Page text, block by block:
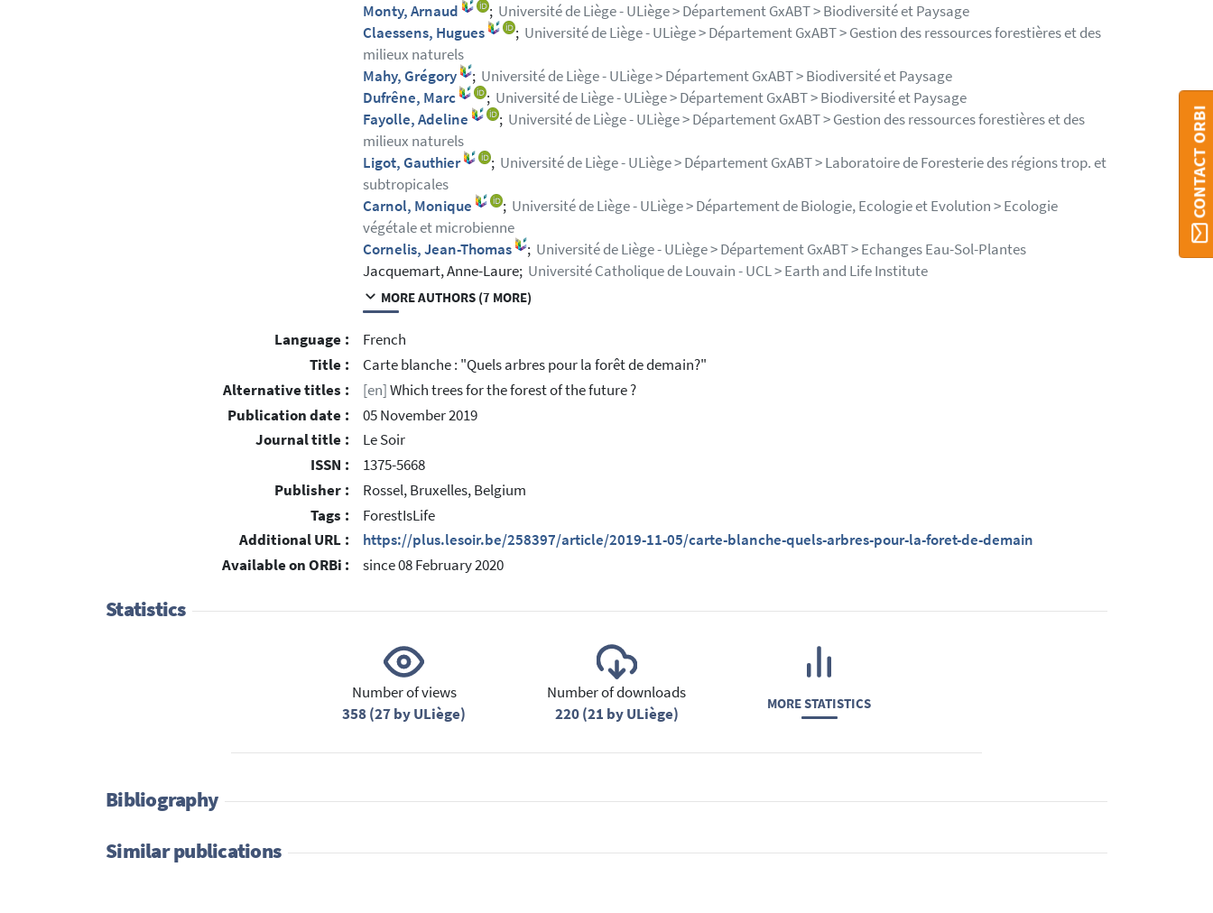
Monty, Arnaud
; Université de Liège - ULiège > Département GxABT > Biodiversité et Paysage
Claessens, Hugues
; Université de Liège - ULiège > Département GxABT > Gestion des ressources forestières et des
milieux naturels
Mahy, Grégory
; Université de Liège - ULiège > Département GxABT > Biodiversité et Paysage
Dufrêne, Marc
; Université de Liège - ULiège > Département GxABT > Biodiversité et Paysage
Fayolle, Adeline
; Université de Liège - ULiège > Département GxABT > Gestion des ressources forestières et des
milieux naturels
Ligot, Gauthier
; Université de Liège - ULiège > Département GxABT > Laboratoire de Foresterie des régions trop. et
subtropicales
Carnol, Monique
; Université de Liège - ULiège > Département de Biologie, Ecologie et Evolution > Ecologie
végétale et microbienne
Cornelis, Jean-Thomas
; Université de Liège - ULiège > Département GxABT > Echanges Eau-Sol-Plantes
Jacquemart, Anne-Laure; Université Catholique de Louvain - UCL > Earth and Life Institute
MORE AUTHORS (7 MORE)
Language :
French
Title :
Carte blanche : "Quels arbres pour la forêt de demain?"
Alternative titles :
[en]Which trees for the forest of the future ?
Publication date :
05 November 2019
Journal title :
Le Soir
ISSN :
1375-5668
Publisher :
Rossel, Bruxelles, Belgium
Tags :
ForestIsLife
Additional URL :
https://plus.lesoir.be/258397/article/2019-11-05/carte-blanche-quels-arbres-pour-la-foret-de-demain
Available on ORBi :
since 08 February 2020
Statistics
Number of views
358 (27 by ULiège)
Number of downloads
220 (21 by ULiège)
MORE STATISTICS
Bibliography
Similar publications
CONTACT ORBI